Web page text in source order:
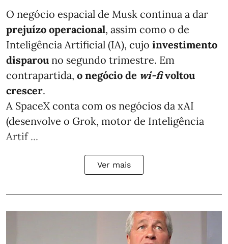
O negócio espacial de Musk continua a dar
prejuízo operacional, assim como o de
Inteligência Artificial (IA), cujo investimento
disparou no segundo trimestre. Em
contrapartida, o negócio de wi-fivoltou
crescer.
A SpaceX conta com os negócios da xAI
(desenvolve o Grok, motor de Inteligência
Artif ...
Ver mais